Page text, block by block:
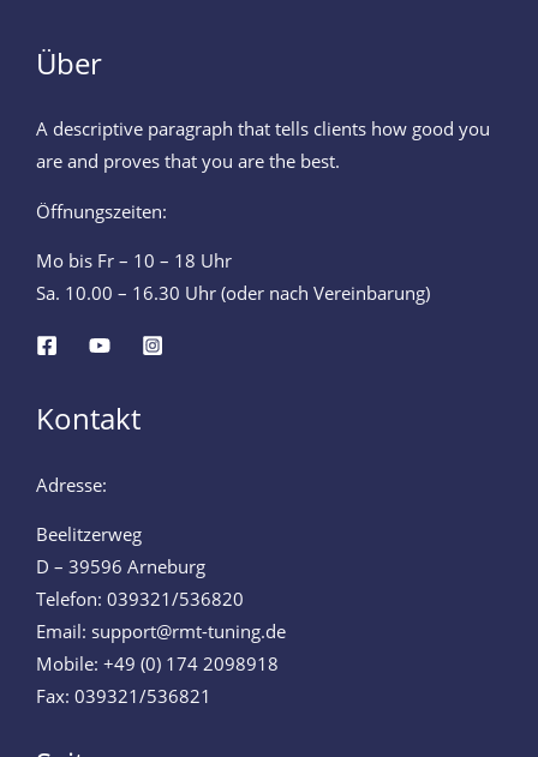
Über
A descriptive paragraph that tells clients how good you
are and proves that you are the best.
Öffnungszeiten:
Mo bis Fr – 10 – 18 Uhr
Sa. 10.00 – 16.30 Uhr (oder nach Vereinbarung)
Kontakt
Adresse:
Beelitzerweg
D – 39596 Arneburg
Telefon: 039321/536820
Email: support@rmt-tuning.de
Mobile: +49 (0) 174 2098918
Fax: 039321/536821